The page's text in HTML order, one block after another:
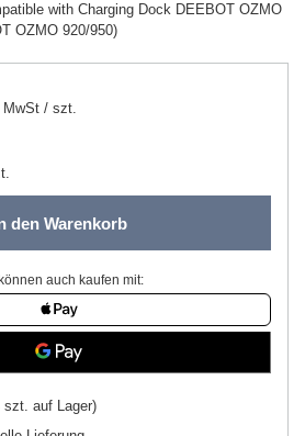
with Charging Dock DEEBOT OZMO
OZMO 920/950)
/ szt.
den Warenkorb
auch kaufen mit:
szt. auf Lager)